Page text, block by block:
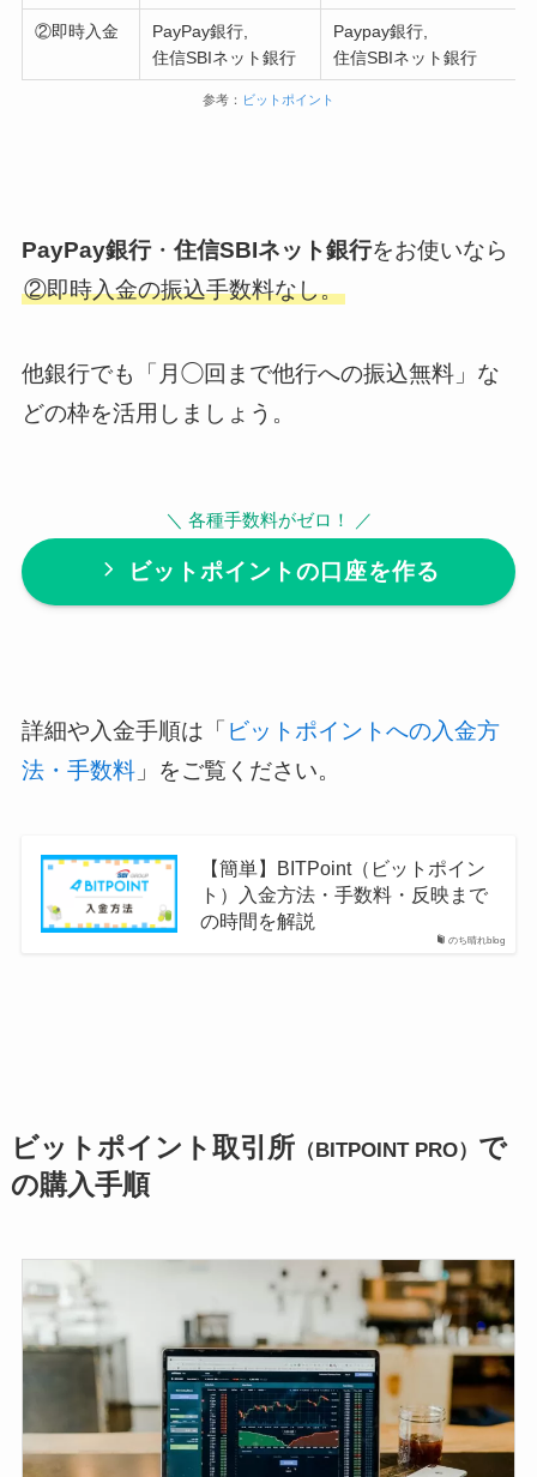
②即時入金
PayPay銀行,
住信SBIネット銀行
Paypay銀行,
住信SBIネット銀行
参考： ビットポイント
PayPay銀行・ 住信SBIネット銀行をお使いなら
②即時入金の振込手数料なし。
他銀行でも「月◯回まで他行への振込無料」な
どの枠を活用しましょう。
＼ 各種手数料がゼロ！ ／
ビットポイントの口座を作る
詳細や入金手順は「 ビットポイントへの入金方
法・手数料」をご覧ください。
のち晴れblog
【簡単】BITPoint（ビットポイン
ト）入金方法・手数料・反映まで
の時間を解説
ビットポイント取引所（BITPOINT PRO） で
の購入手順